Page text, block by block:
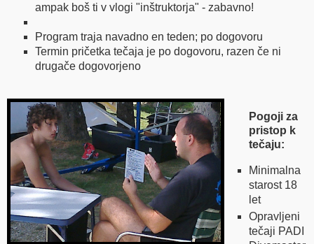
ampak boš ti v vlogi "inštruktorja" - zabavno!
Program traja navadno en teden; po dogovoru
Termin pričetka tečaja je po dogovoru, razen če ni
drugače dogovorjeno
Pogoji za
pristop k
tečaju:
Minimalna
starost 18
let
Opravljeni
tečaji PADI